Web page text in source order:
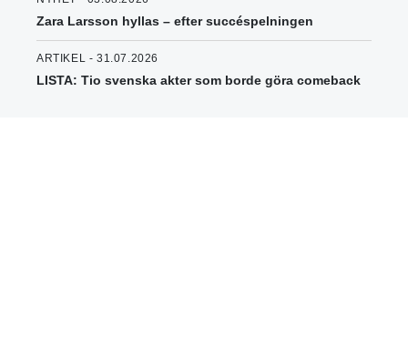
Zara Larsson hyllas – efter succéspelningen
ARTIKEL - 31.07.2026
LISTA: Tio svenska akter som borde göra comeback